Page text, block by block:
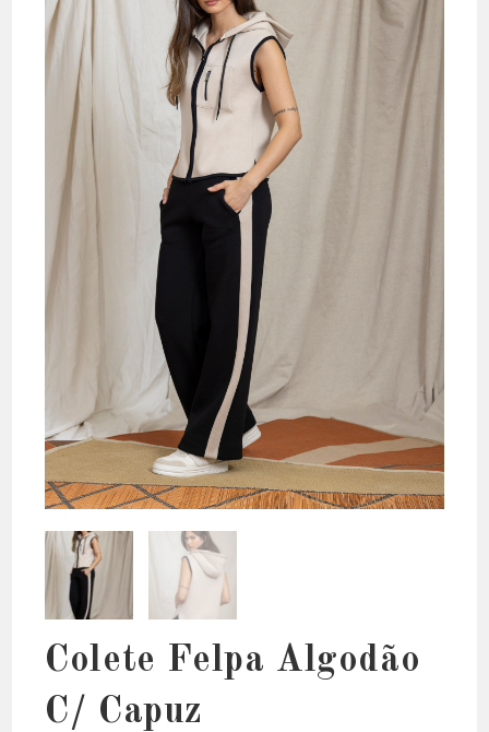
Colete Felpa Algodão
C/ Capuz